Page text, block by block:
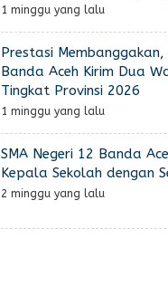
1 minggu yang lalu
Prestasi Membanggakan,
Banda Aceh Kirim Dua
Tingkat Provinsi 2026
1 minggu yang lalu
SMA Negeri 12 Banda
Kepala Sekolah dengan
2 minggu yang lalu